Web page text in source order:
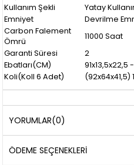
Kullanım Şekli
Yatay
Emniyet
Devrilme
Carbon Falement
Ömrü
11000 Saat
Garanti Süresi
2
Ebatları(CM)
91x13,5x22,5
Koli(Koll 6 Adet)
(92x64x41,5)
YORUMLAR(0)
ÖDEME SEÇENEKLERI